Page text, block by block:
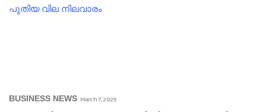
BUSINESS NEWS March 7, 2025